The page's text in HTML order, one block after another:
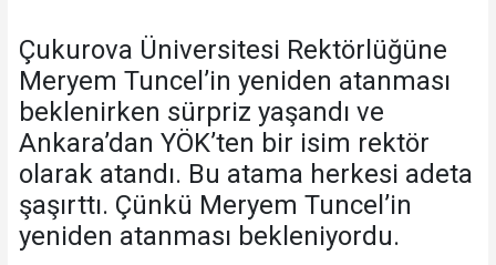
Çukurova Üniversitesi Rektörlüğüne
Meryem Tuncel’in yeniden atanması
beklenirken sürpriz yaşandı ve
Ankara’dan YÖK’ten bir isim rektör
olarak atandı. Bu atama herkesi adeta
şaşırttı. Çünkü Meryem Tuncel’in
yeniden atanması bekleniyordu.